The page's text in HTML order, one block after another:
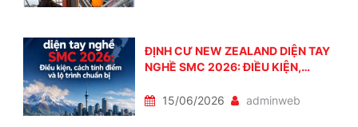
ĐỊNH CƯ NEW ZEALAND DIỆN TAY
NGHỀ SMC 2026: ĐIỀU KIỆN,
CHUẨN BỊ
15/06/2026 adminweb